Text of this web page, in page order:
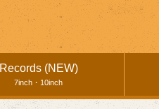
Records (NEW)
7inch・10inch